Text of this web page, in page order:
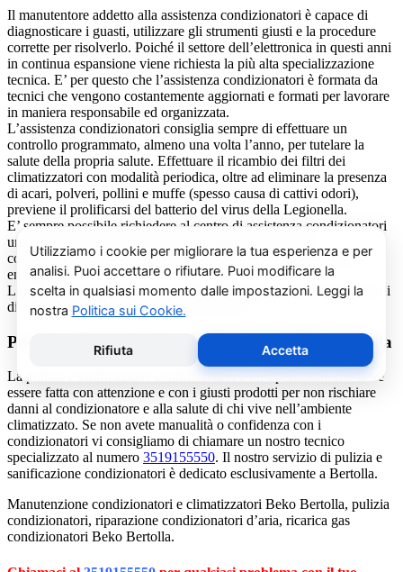
Il manutentore addetto alla assistenza condizionatori è capace di
diagnosticare i guasti, utilizzare gli strumenti giusti e la procedure
corrette per risolverlo. Poiché il settore dell’elettronica in questi anni
in continua espansione viene richiesta la più alta specializzazione
tecnica. E’ per questo che l’assistenza condizionatori è formata da
tecnici che vengono costantemente aggiornati e formati per lavorare
in maniera responsabile ed organizzata.
L’assistenza condizionatori consiglia sempre di effettuare un
controllo programmato, almeno una volta l’anno, per tutelare la
salute della propria salute. Effettuare il ricambio dei filtri dei
climatizzatori con modalità periodica, oltre ad eliminare la presenza
di acari, polveri, pollini e muffe (spesso causa di cattivi odori),
previene il prolificarsi del batterio del virus della Legionella.
E’ sempre possibile richiedere al centro di assistenza condizionatori
una consulenza gratuita per un montaggio di un nuovo
condizionatore o sulle ultime normative in materia di risparmio
energetico.
La salute e il benessere sono quindi essere gli obiettivi fondamentali
di un addetto alla assistenza condizionatori.
Pulizia e Sanificazione Condizionatori Beko Bertolla
La pulizia e sanificazione condizionatori è un’operazione che deve
essere fatta con attenzione e con i giusti prodotti per non rischiare
danni al condizionatore e alla salute di chi vive nell’ambiente
climatizzato. Se non avete manualità o confidenza con i
condizionatori vi consigliamo di chiamare un nostro tecnico
specializzato al numero 3519155550. Il nostro servizio di pulizia e
sanificazione condizionatori è dedicato esclusivamente a Bertolla.
Manutenzione condizionatori e climatizzatori Beko Bertolla, pulizia
condizionatori, riparazione condizionatori d’aria, ricarica gas
condizionatori Beko Bertolla.